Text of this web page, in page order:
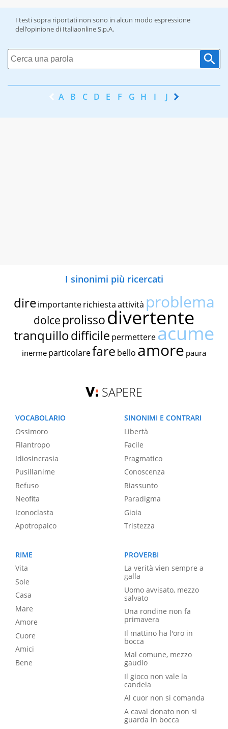
I testi sopra riportati non sono in alcun modo espressione
dell’opinione di Italiaonline S.p.A.
A B C D E F G H I J K
I sinonimi più ricercati
dire importante richiestaattività problema
dolce prolissodivertente
tranquillodifficile permettereacume
inerme particolarefare bello amore paura
SAPERE
VOCABOLARIO
Ossimoro
Filantropo
Idiosincrasia
Pusillanime
Refuso
Neofita
Iconoclasta
Apotropaico
SINONIMI E CONTRARI
Libertà
Facile
Pragmatico
Conoscenza
Riassunto
Paradigma
Gioia
Tristezza
RIME
Vita
Sole
Casa
Mare
Amore
Cuore
Amici
Bene
PROVERBI
La verità vien sempre a
galla
Uomo avvisato, mezzo
salvato
Una rondine non fa
primavera
Il mattino ha l'oro in
bocca
Mal comune, mezzo
gaudio
Il gioco non vale la
candela
Al cuor non si comanda
A caval donato non si
guarda in bocca